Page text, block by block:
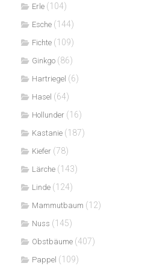
Erle (104)
Esche (144)
Fichte (109)
Ginkgo (86)
Hartriegel (6)
Hasel (64)
Hollunder (16)
Kastanie (187)
Kiefer (78)
Lärche (143)
Linde (124)
Mammutbaum (12)
Nuss (145)
Obstbäume (407)
Pappel (109)